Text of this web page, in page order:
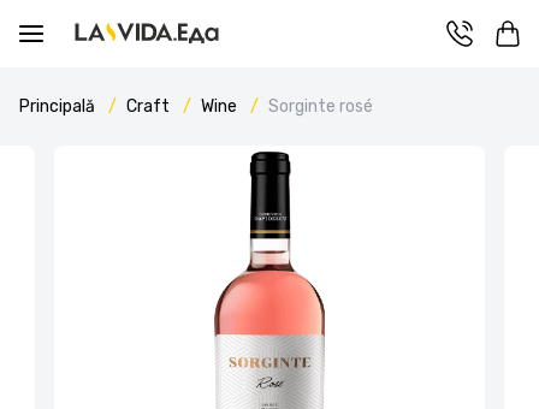
Principală Craft Wine Sorginte rosé